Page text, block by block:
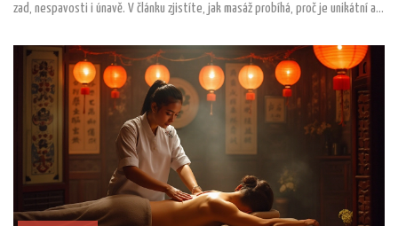
zad, nespavosti i únavě. V článku zjistíte, jak masáž probíhá, proč je unikátní a
správně užít a na co si dát pozor, když ji vybíráte.